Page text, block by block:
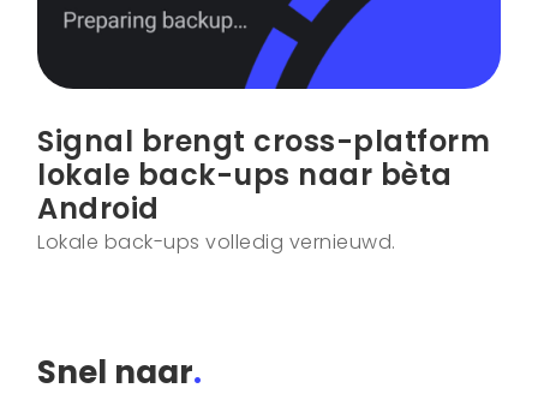
Signal brengt cross-platform
lokale back-ups naar bèta
Android
Lokale back-ups volledig vernieuwd.
Snel naar.